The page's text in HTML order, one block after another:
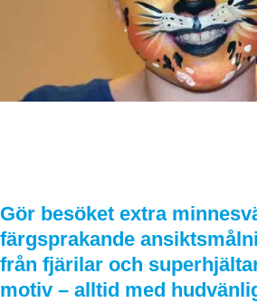
Gör besöket extra
färgsprakande
från fjärilar och
motiv – alltid med